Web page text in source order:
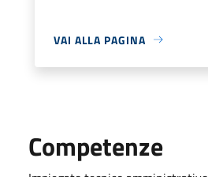
VAI ALLA PAGINA
Competenze